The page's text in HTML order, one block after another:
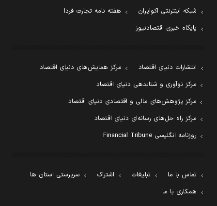
شبکه اینترنتی اکوایران
هفته نامه تجارت فردا
پایگاه خبری اقتصادنیوز
انتشارات دنیای اقتصاد
مرکز همایش‌های دنیای اقتصاد
مرکز نوآوری و شتابدهی دنیای اقتصاد
مرکز پژوهش‌های مالی و اقتصادی دنیای اقتصاد
مرکز راه حل‌های رسانه‌ای دنیای اقتصاد
روزنامه انگلیسی Financial Tribune
تماس با ما تبلیغات اشتراک
سرپرستی استان ها
همکاری با ما